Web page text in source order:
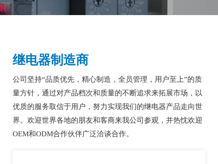
继电器制造商
公司坚持“品质优先，精心制造，全员管理，用户至上”的质
量方针，通过对产品档次和质量的不断追求来拓展市场，以
优质的服务取信于用户，努力实现我们的继电器产品走向世
界。欢迎世界各地的朋友和客商来我公司参观，并热忱欢迎
OEM和ODM合作伙伴广泛洽谈合作。